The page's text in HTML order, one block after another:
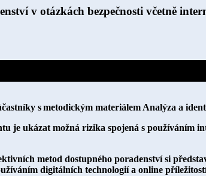
v otázkách bezpečnosti včetně
s metodickým materiálem Analýza a
je ukázat možná rizika spojená s
metod dostupného poradenství si
digitálních technologií a online